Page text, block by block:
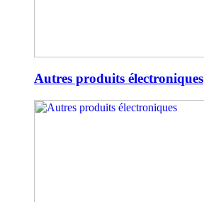
Autres produits électroniques